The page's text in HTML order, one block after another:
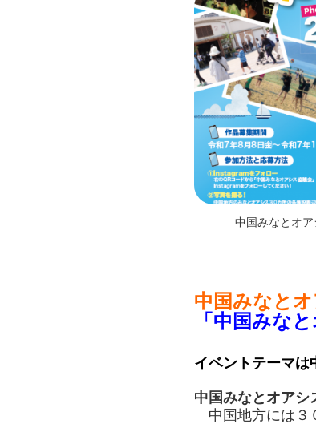
中国みなとオア
中国みなと
「中国みな
イベントテーマは
中国みなとオアシ
中国地方には３